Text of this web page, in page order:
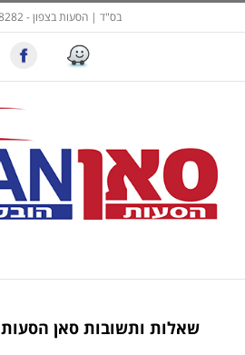
בס"ד | הסעות בצפון - 04-6518282
שאלות ותשובות סאן הסעות